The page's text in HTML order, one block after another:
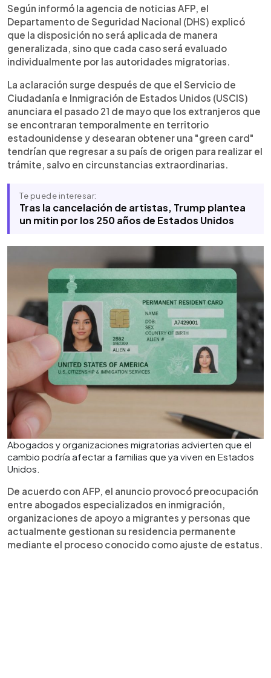
origen para gestionar la "green card". Las
autoridades señalaron que la decisión será
evaluada caso por caso y que la medida no
afectará a quienes ya poseen residencia
permanente ni a los solicitantes que cumplen con
los requisitos legales establecidos.
Según informó la agencia de noticias AFP, el
Departamento de Seguridad Nacional (DHS) explicó
que la disposición no será aplicada de manera
generalizada, sino que cada caso será evaluado
individualmente por las autoridades migratorias.
La aclaración surge después de que el Servicio de
Ciudadanía e Inmigración de Estados Unidos (USCIS)
anunciara el pasado 21 de mayo que los extranjeros que
se encontraran temporalmente en territorio
estadounidense y desearan obtener una "green card"
tendrían que regresar a su país de origen para realizar el
trámite, salvo en circunstancias extraordinarias.
Te puede interesar:
Tras la cancelación de artistas, Trump plantea
un mitin por los 250 años de Estados Unidos
Abogados y organizaciones migratorias advierten que el
cambio podría afectar a familias que ya viven en Estados
Unidos.
De acuerdo con AFP, el anuncio provocó preocupación
entre abogados especializados en inmigración,
organizaciones de apoyo a migrantes y personas que
actualmente gestionan su residencia permanente
mediante el proceso conocido como ajuste de estatus.